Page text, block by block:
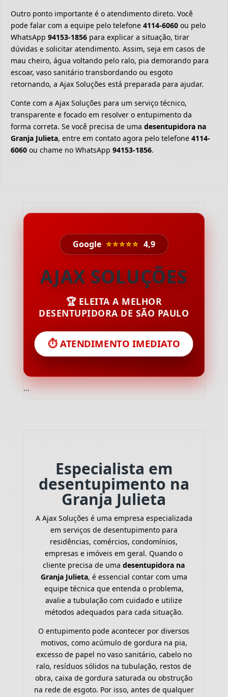
Outro ponto importante é o atendimento direto. Você
pode falar com a equipe pelo telefone 4114-6060 ou pelo
WhatsApp 94153-1856 para explicar a situação, tirar
dúvidas e solicitar atendimento. Assim, seja em casos de
mau cheiro, água voltando pelo ralo, pia demorando para
escoar, vaso sanitário transbordando ou esgoto
retornando, a Ajax Soluções está preparada para ajudar.
Conte com a Ajax Soluções para um serviço técnico,
transparente e focado em resolver o entupimento da
forma correta. Se você precisa de uma desentupidora na
Granja Julieta, entre em contato agora pelo telefone 4114-
6060 ou chame no WhatsApp 94153-1856.
Google ⭐⭐⭐⭐⭐ 4,9
AJAX SOLUÇÕES
🏆 ELEITA A MELHOR
DESENTUPIDORA DE SÃO PAULO
⏱️ ATENDIMENTO IMEDIATO
```
Especialista em
desentupimento na
Granja Julieta
A Ajax Soluções é uma empresa especializada
em serviços de desentupimento para
residências, comércios, condomínios,
empresas e imóveis em geral. Quando o
cliente precisa de umadesentupidora na
Granja Julieta, é essencial contar com uma
equipe técnica que entenda o problema,
avalie a tubulação com cuidado e utilize
métodos adequados para cada situação.
O entupimento pode acontecer por diversos
motivos, como acúmulo de gordura na pia,
excesso de papel no vaso sanitário, cabelo no
ralo, resíduos sólidos na tubulação, restos de
obra, caixa de gordura saturada ou obstrução
na rede de esgoto. Por isso, antes de qualquer